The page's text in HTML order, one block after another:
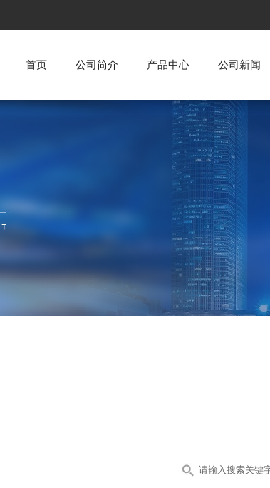
首页 公司简介 产品中心 公司新闻